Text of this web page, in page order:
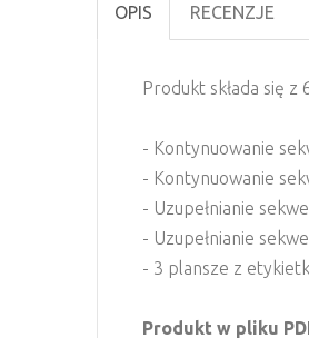
OPIS RECENZJE
Produkt składa się
- Kontynuowanie
- Kontynuowanie
- Uzupełnianie
- Uzupełnianie
- 3 plansze z
Produkt w pliku